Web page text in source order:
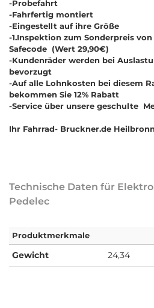
-Probefahrt
-Fahrfertig montiert
-Eingestellt auf ihre Größe
-1.Inspektion zum Sonderpreis
Safecode (Wert 29,90€)
-Kundenräder werden bei
bevorzugt
-Auf alle Lohnkosten bei diesem
bekommen Sie 12% Rabatt
-Service über unsere geschulte
Ihr Fahrrad- Bruckner.de
Technische Daten für
Pedelec
Produktmerkmale
Gewicht 24,34